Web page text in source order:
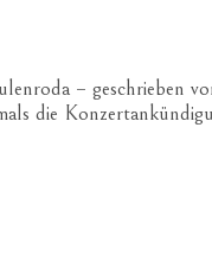
– geschrieben
die